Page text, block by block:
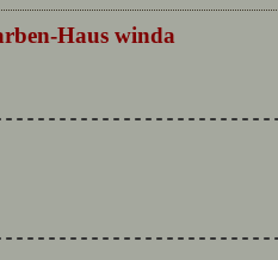
Haus winda